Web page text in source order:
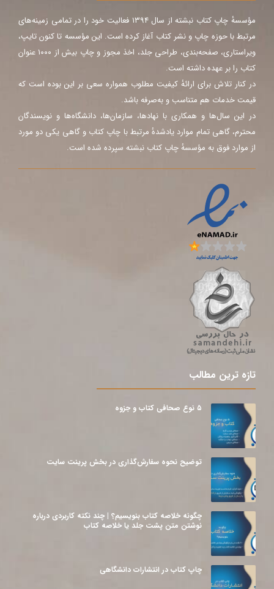
مؤسسهٔ چاپ کتاب نبشته از سال ۱۳۹۴ فعالیت خود را در تمامی زمینه‌های
مرتبط با حوزه چاپ و نشر کتاب آغاز کرده است. این مؤسسه تا کنون تایپ،
ویراستاری، صفحه‌بندی، طراحی جلد، اخذ مجوز و چاپ بیش از ۱۰۰۰ عنوان
کتاب را بر عهده داشته است.
در کنار تلاش برای ارائهٔ کیفیت مطلوب همواره سعی بر این بوده است که
قیمت خدمات هم متناسب و به‌صرفه باشد.
در این سال‌ها و همکاری با نهادها، سازمان‌ها، دانشگاه‌ها و نویسندگان
محترم، گاهی تمام موارد یادشدهٔ مرتبط با چاپ کتاب و گاهی یکی دو مورد
از موارد فوق به مؤسسهٔ چاپ کتاب نبشته سپرده شده است.
تازه ترین مطالب
۵ نوع صحافی کتاب و جزوه
توضیح نحوه سفارش‌گذاری در بخش پرینت سایت
چگونه خلاصه کتاب بنویسیم؟ | چند نکته کاربردی درباره
نوشتن متن پشت جلد یا خلاصه کتاب
چاپ کتاب در انتشارات دانشگاهی